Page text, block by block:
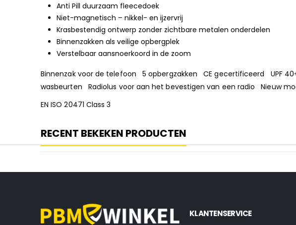
Anti Pill duurzaam fleecedoek
Niet-magnetisch – nikkel- en ijzervrij
Krasbestendig ontwerp zonder zichtbare metalen onderdelen
Binnenzakken als veilige opbergplek
Verstelbaar aansnoerkoord in de zoom
Binnenzak voor de telefoon 5 opbergzakken CE gecertificeerd UPF
wasbeurten Radiolus voor aan het bevestigen van een radio Nieuw
EN ISO 20471 Class 3
RECENT BEKEKEN PRODUCTEN
KLANTENSERVICE